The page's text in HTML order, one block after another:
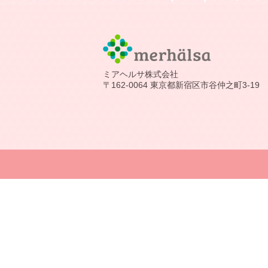
ミアヘルサ株式会社
〒162-0064 東京都新宿区市谷仲之町3-19